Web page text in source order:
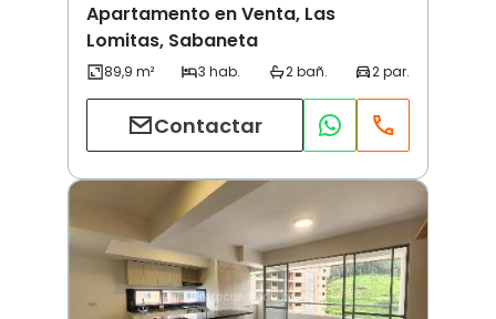
Apartamento en Venta, Las
Lomitas, Sabaneta
Contactar